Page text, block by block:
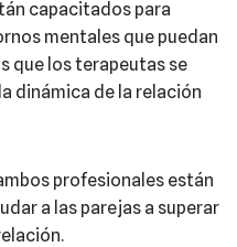
capacitados para
mentales que puedan
que los terapeutas se
dinámica de la relación
profesionales están
a las parejas a superar